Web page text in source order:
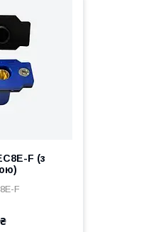
F (з
F